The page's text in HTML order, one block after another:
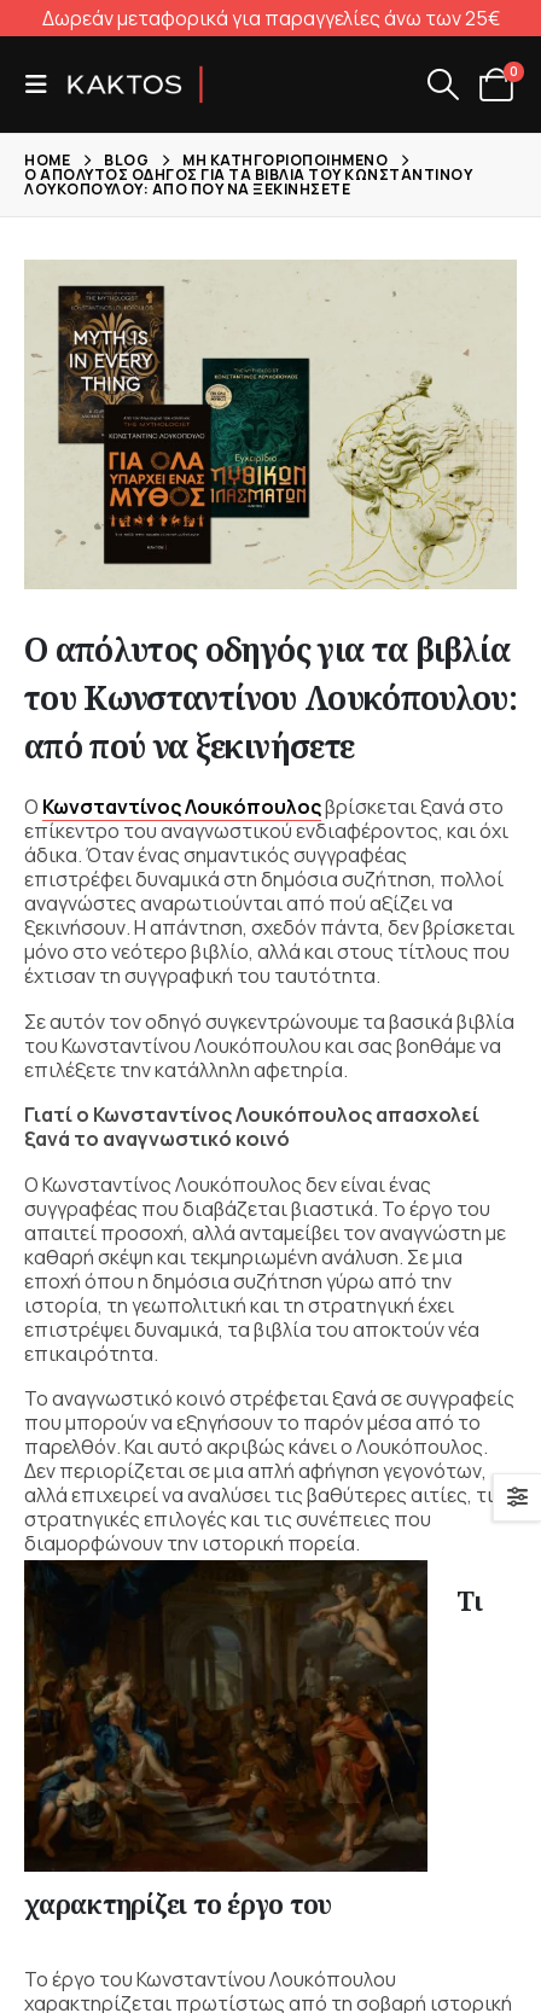
Δωρεάν μεταφορικά για παραγγελίες άνω των 25€
0
HOME BLOG ΜΗ ΚΑΤΗΓΟΡΙΟΠΟΙΗΜΈΝΟ
Ο ΑΠΌΛΥΤΟΣ ΟΔΗΓΌΣ ΓΙΑ ΤΑ ΒΙΒΛΊΑ ΤΟΥ ΚΩΝΣΤΑΝΤΊΝΟΥ
ΛΟΥΚΌΠΟΥΛΟΥ: ΑΠΌ ΠΟΎ ΝΑ ΞΕΚΙΝΉΣΕΤΕ
Ο απόλυτος οδηγός για τα βιβλία
του Κωνσταντίνου Λουκόπουλου:
από πού να ξεκινήσετε
Ο Κωνσταντίνος Λουκόπουλοςβρίσκεται ξανά στο
επίκεντρο του αναγνωστικού ενδιαφέροντος, και όχι
άδικα. Όταν ένας σημαντικός συγγραφέας
επιστρέφει δυναμικά στη δημόσια συζήτηση, πολλοί
αναγνώστες αναρωτιούνται από πού αξίζει να
ξεκινήσουν. Η απάντηση, σχεδόν πάντα, δεν βρίσκεται
μόνο στο νεότερο βιβλίο, αλλά και στους τίτλους που
έχτισαν τη συγγραφική του ταυτότητα.
Σε αυτόν τον οδηγό συγκεντρώνουμε τα βασικά βιβλία
του Κωνσταντίνου Λουκόπουλου και σας βοηθάμε να
επιλέξετε την κατάλληλη αφετηρία.
Γιατί ο Κωνσταντίνος Λουκόπουλος απασχολεί
ξανά το αναγνωστικό κοινό
Ο Κωνσταντίνος Λουκόπουλος δεν είναι ένας
συγγραφέας που διαβάζεται βιαστικά. Το έργο του
απαιτεί προσοχή, αλλά ανταμείβει τον αναγνώστη με
καθαρή σκέψη και τεκμηριωμένη ανάλυση. Σε μια
εποχή όπου η δημόσια συζήτηση γύρω από την
ιστορία, τη γεωπολιτική και τη στρατηγική έχει
επιστρέψει δυναμικά, τα βιβλία του αποκτούν νέα
επικαιρότητα.
Το αναγνωστικό κοινό στρέφεται ξανά σε συγγραφείς
που μπορούν να εξηγήσουν το παρόν μέσα από το
παρελθόν. Και αυτό ακριβώς κάνει ο Λουκόπουλος.
Δεν περιορίζεται σε μια απλή αφήγηση γεγονότων,
αλλά επιχειρεί να αναλύσει τις βαθύτερες αιτίες, τις
στρατηγικές επιλογές και τις συνέπειες που
διαμορφώνουν την ιστορική πορεία.
Τι
χαρακτηρίζει το έργο του
Το έργο του Κωνσταντίνου Λουκόπουλου
χαρακτηρίζεται πρωτίστως από τη σοβαρή ιστορική